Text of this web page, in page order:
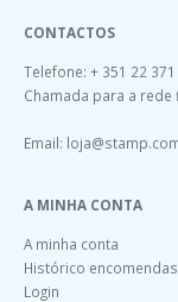
CONTACTOS
Telefone: + 351 22
Chamada para a rede
Email:
A MINHA CONTA
A minha conta
Histórico encomendas
Login